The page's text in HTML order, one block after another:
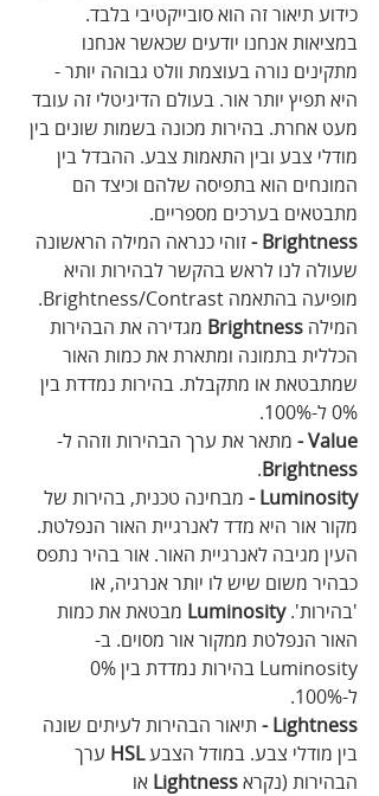
כידוע תיאור זה הוא סובייקטיבי בלבד.
במציאות אנחנו יודעים שכאשר אנחנו
מתקינים נורה בעוצמת וולט גבוהה יותר -
היא תפיץ יותר אור. בעולם הדיגיטלי זה עובד
מעט אחרת. בהירות מכונה בשמות שונים בין
מודלי צבע ובין התאמות צבע. ההבדל בין
המונחים הוא בתפיסה שלהם וכיצד הם
מתבטאים בערכים מספריים.
Brightness -
זוהי כנראה המילה הראשונה
שעולה לנו לראש בהקשר לבהירות והיא
מופיעה בהתאמה Brightness/Contrast.
המילה Brightness מגדירה את הבהירות
הכללית בתמונה ומתארת את כמות האור
שמתבטאת או מתקבלת. בהירות נמדדת בין
0% ל-100%.
Value -
מתאר את ערך הבהירות וזהה ל-
Brightness
.
Luminosity -
מבחינה טכנית, בהירות של
מקור אור היא מדד לאנרגיית האור הנפלטת.
העין מגיבה לאנרגיית האור. אור בהיר נתפס
כבהיר משום שיש לו יותר אנרגיה, או
'בהירות'. Luminosity מבטאת את כמות
האור הנפלטת ממקור אור מסוים. ב-
ל-100%.
Lightness -
תיאור הבהירות לעיתים שונה
בין מודלי צבע. במודל הצבע HSL ערך
הבהירות (נקרא Lightness או